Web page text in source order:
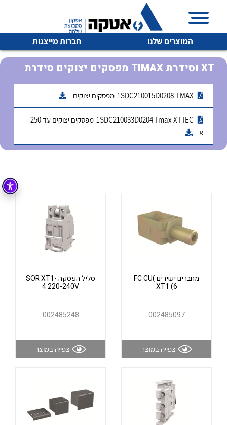
המוצרים שלנו חברות מייצגות
איכות | שרות | זמינות
אטקה בע”מ היא החברה הגדולה והמובילה בישראל בשיווק
מיתוג, בקרה , ואינסטלציה חשמלית ופעילה ב7 תחומים:
קופסאות וארונות לחשמל, בקרה ואלקטרוניקה
אלקטרוניקה מחברים ורכיבי אלקטרוניקה
מטענים לרכב חשמלי
לכל מוצרי היצרן לכל מוצרי היצרן
לכל מוצרי היצרן לכל מוצרי היצרן
לכל מוצרי היצרן לכל מוצרי היצרן
מפסקים יצוקים סידרת TIMAX וסידרת XT
1SDC210015D0208-TMAX-מפסקים יצוקים
1SDC210033D0204 Tmax XT IEC-מפסקים יצוקים עד 250
א
מחברים ישירים )FC CU
XT1 (6
002485097
צפייה במוצר
סליל הפסקה SOR XT1-
4 220-240V
002485248
צפייה במוצר